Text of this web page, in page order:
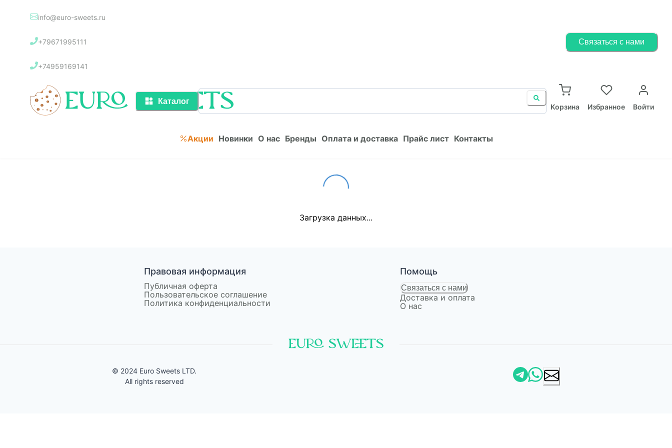
info@euro-sweets.ru
+79671995111
+74959169141
Связаться с нами
Каталог
Корзина Избранное Войти
Акции Новинки О нас Бренды Оплата и доставка Прайс лист Контакты
Loading...
Загрузка данных...
Правовая информация
Публичная оферта
Пользовательское соглашение
Политика конфиденциальности
Помощь
Связаться с нами
Доставка и оплата
О нас
© 2024 Euro Sweets LTD.
All rights reserved